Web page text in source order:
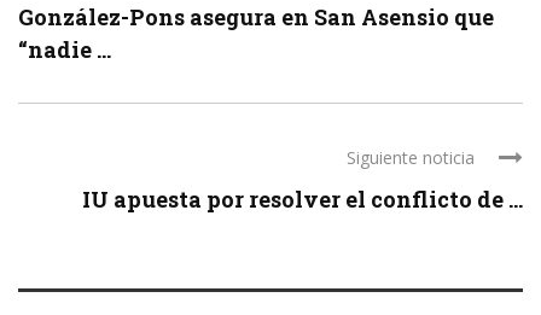
González-Pons asegura en San Asensio que
“nadie ...
Siguiente noticia
IU apuesta por resolver el conflicto de ...